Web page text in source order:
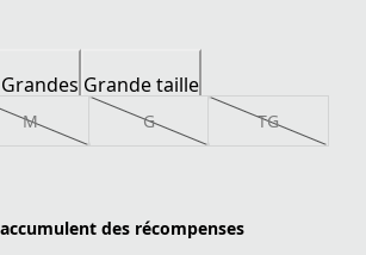
Grande taille
M G TG
des récompenses